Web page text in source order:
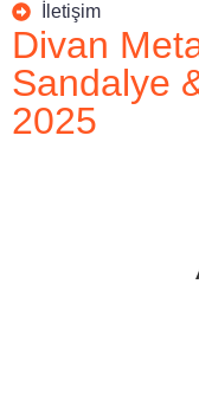
İletişim
Divan
Sandalye
2025